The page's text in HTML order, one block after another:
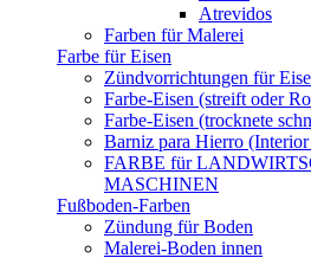
Atrevidos
Farben für Malerei
Farbe für Eisen
Zündvorrichtungen für
Farbe-Eisen (streift oder
Farbe-Eisen (trocknete
Barniz para Hierro
FARBE für
MASCHINEN
Fußboden-Farben
Zündung für Boden
Malerei-Boden innen